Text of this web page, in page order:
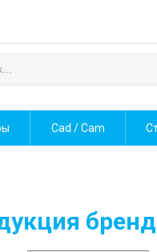
Cad / Cam